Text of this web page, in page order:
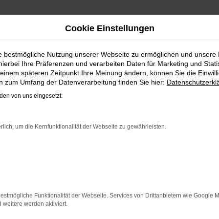
|
VW TIGUAN ALLSPACE
hat einen vergleichsweise einfachen Grund. Ob für
reichen können. Die Qualität steht in jeder
Assistenzsysteme. Ein VW Tiguan Allspace
Werterhalt. Bei Steinböhmer kommt hinzu, dass
setzen.
paar Tipps, die dir helfen können:
Cookie Einstellungen
bestmögliche Nutzung unserer Webseite zu ermöglichen und unsere
Ihre Präferenzen und verarbeiten Daten für Marketing und
späteren Zeitpunkt Ihre Meinung ändern, können Sie die
zum Umfang der Datenverarbeitung finden Sie hier:
von uns eingesetzt:
um die Kernfunktionalität der Webseite zu gewährleisten.
Funktionalität der Webseite. Services von Drittanbietern wie Google
weitere werden aktiviert.